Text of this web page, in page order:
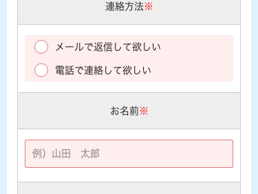
連絡方法※
メールで返信して欲しい
電話で連絡して欲しい
お名前※